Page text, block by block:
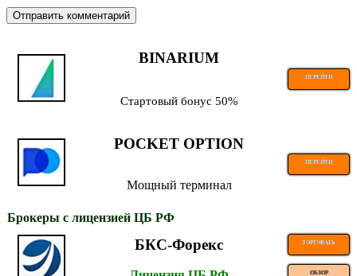
BINARIUM
ПЕРЕЙТИ
Стартовый бонус 50%
POCKET OPTION
ПЕРЕЙТИ
Мощный терминал
Брокеры с лицензией ЦБ РФ
БКС-Форекс ТОРГОВАТЬ
ОБЗОР